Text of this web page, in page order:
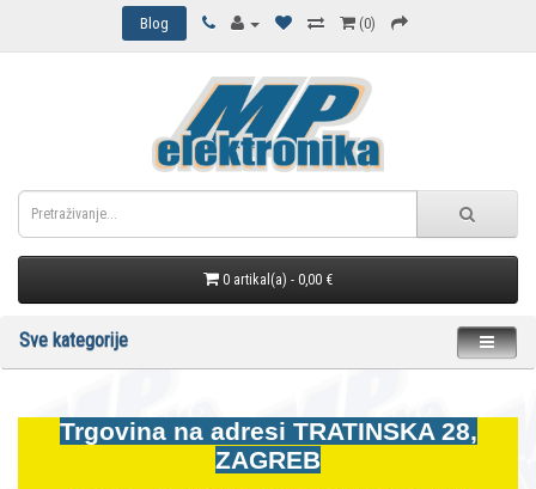
Blog (0)
0 artikal(a) - 0,00 €
Sve kategorije
Trgovina na adresi TRATINSKA 28,
ZAGREB